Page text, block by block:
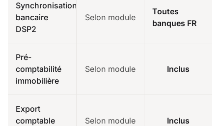
Synchronisation
bancaire
DSP2
Selon module
Toutes
banques FR
Pré-
comptabilité
immobilière
Selon module Inclus
Export
comptable
Selon module Inclus